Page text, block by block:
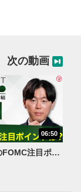
次の動画
06:50
【1/31】明日のFOMC注目ポイントは？＜FX MARKET VIEW＞